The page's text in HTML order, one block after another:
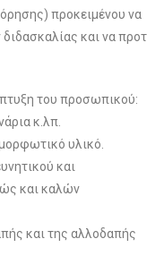
προκειμένου να
και να
του προσωπικού:
κ.λπ.
υλικό.
και
και καλών
και της αλλοδαπής